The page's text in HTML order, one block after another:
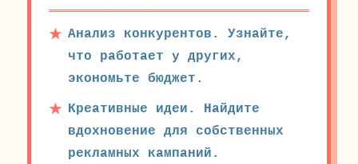
Анализ конкурентов. Узнайте,
что работает у других,
экономьте бюджет.
Креативные идеи. Найдите
вдохновение для собственных
рекламных кампаний.